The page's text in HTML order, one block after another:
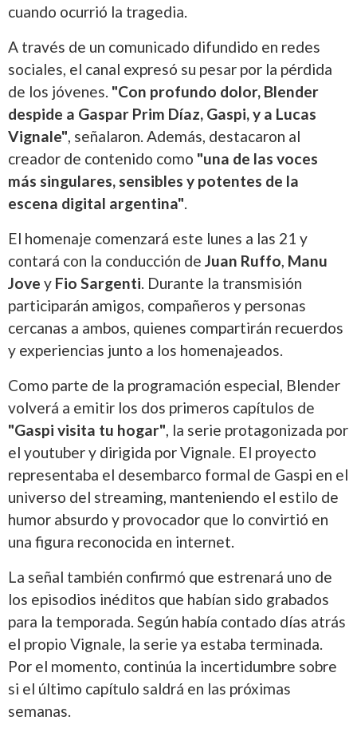
cuando ocurrió la tragedia.
A través de un comunicado difundido en redes
sociales, el canal expresó su pesar por la pérdida
de los jóvenes. "Con profundo dolor, Blender
despide a Gaspar Prim Díaz, Gaspi, y a Lucas
Vignale", señalaron. Además, destacaron al
creador de contenido como "una de las voces
más singulares, sensibles y potentes de la
escena digital argentina".
El homenaje comenzará este lunes a las 21 y
contará con la conducción de Juan Ruffo, Manu
Jove y Fio Sargenti. Durante la transmisión
participarán amigos, compañeros y personas
cercanas a ambos, quienes compartirán recuerdos
y experiencias junto a los homenajeados.
Como parte de la programación especial, Blender
volverá a emitir los dos primeros capítulos de
"Gaspi visita tu hogar", la serie protagonizada por
el youtuber y dirigida por Vignale. El proyecto
representaba el desembarco formal de Gaspi en el
universo del streaming, manteniendo el estilo de
humor absurdo y provocador que lo convirtió en
una figura reconocida en internet.
La señal también confirmó que estrenará uno de
los episodios inéditos que habían sido grabados
para la temporada. Según había contado días atrás
el propio Vignale, la serie ya estaba terminada.
Por el momento, continúa la incertidumbre sobre
si el último capítulo saldrá en las próximas
semanas.